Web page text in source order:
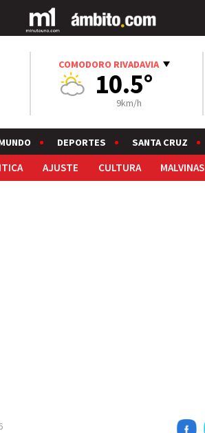
COMODORO RIVADAVIA
10.5°
9km/h
DEPORTES SANTA CRUZ
AJUSTE CULTURA MALVINAS